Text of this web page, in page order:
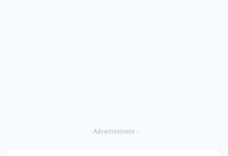
- Advertisement -